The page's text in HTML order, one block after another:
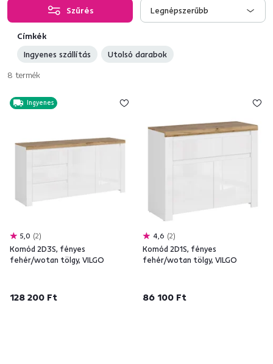
Szűrés Legnépszerűbb
Címkék
Ingyenes szállítás
Utolsó darabok
8 termék
Ingyenes
5,0 2
Komód 2D3S, fényes
fehér/wotan tölgy, VILGO
128 200 Ft
4,6 2
Komód 2D1S, fényes
fehér/wotan tölgy, VILGO
86 100 Ft